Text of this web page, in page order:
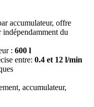
accumulateur, offre
du
: 600 l
entre: 0.4 et 12 l/min
accumulateur,